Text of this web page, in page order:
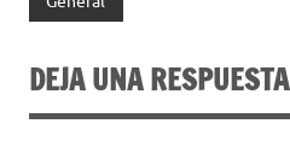
DEJA UNA RESPUESTA